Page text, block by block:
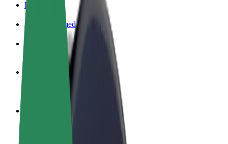
Fordeler
Slik blir du med
Tjen penger på egne vilkår
Lever mat og få betalt ukentlig